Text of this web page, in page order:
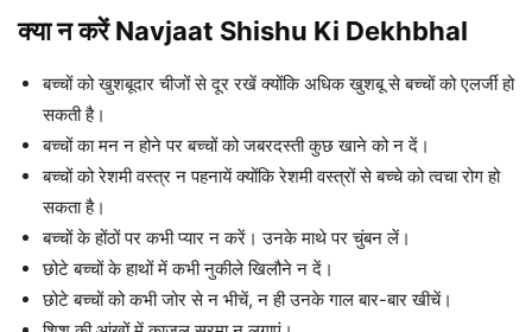
क्या न करें Navjaat Shishu Ki Dekhbhal
बच्चों को खुशबूदार चीजों से दूर रखें क्योंकि अधिक खुशबू से बच्चों को एलर्जी हो
सकती है।
बच्चों का मन न होने पर बच्चों को जबरदस्ती कुछ खाने को न दें।
बच्चों को रेशमी वस्त्र न पहनायें क्योंकि रेशमी वस्त्रों से बच्चे को त्वचा रोग हो
सकता है।
बच्चों के होंठों पर कभी प्यार न करें। उनके माथे पर चुंबन लें।
छोटे बच्चों के हाथों में कभी नुकीले खिलौने न दें।
छोटे बच्चों को कभी जोर से न भीचें, न ही उनके गाल बार-बार खीचें।